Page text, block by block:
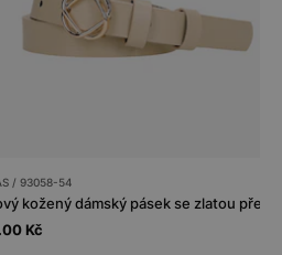
/ 93058-54
kožený dámský pásek se zlatou
Kč